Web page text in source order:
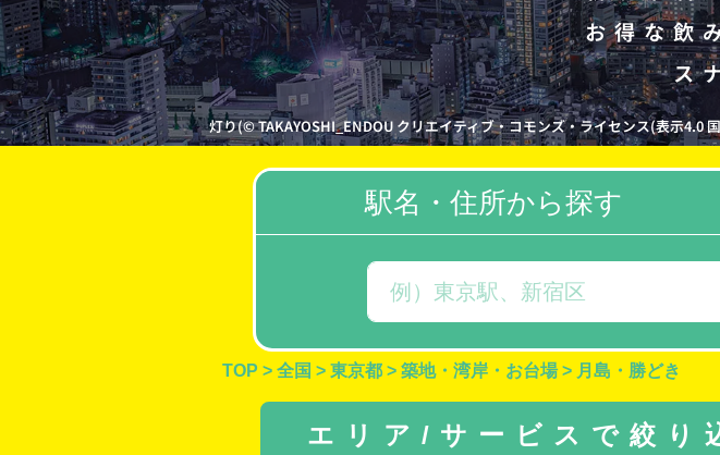
お得な飲
ス
灯り(© TAKAYOSHI_ENDOU クリエイティブ・コモンズ・ライセンス(表示
駅名・住所から探す
TOP > 全国 > 東京都 > 築地・湾岸・お台場 > 月島・勝どき
エリア/サービスで絞り